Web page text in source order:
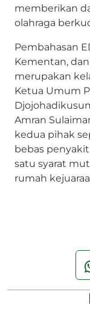
memberikan
olahraga
Pembahasan
Kementan,
merupakan
Ketua Umum
Amran
kedua pihak
bebas
satu syarat
rumah